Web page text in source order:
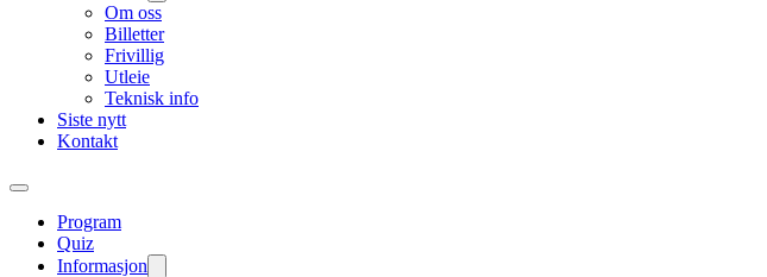
Om oss
Billetter
Frivillig
Utleie
Teknisk info
Siste nytt
Kontakt
Program
Quiz
Informasjon